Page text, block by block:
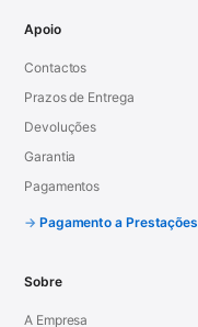
Apoio
Contactos
Prazos de Entrega
Devoluções
Garantia
Pagamentos
Pagamento a Prestações
Sobre
A Empresa